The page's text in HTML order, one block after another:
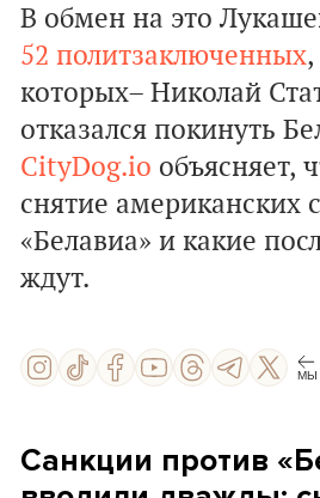
В обмен на это
52 политзаключенных
которых– Николай
отказался покинуть
CityDog.io объясняет,
снятие американских
«Белавиа» и какие
ждут.
МЫ
Санкции против